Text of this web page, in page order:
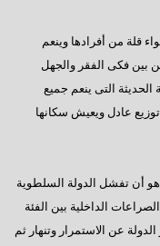
سنوات
التصويت
قلة من أفرادها وينعم
بين فكى الفقر والجهل
الحديثة التى ينعم جميع
عادل ويعيش سكانها
أن تفشل الدولة السلطوية
الداخلية بين الفئة
عن الاستمرار وتنهار ثم